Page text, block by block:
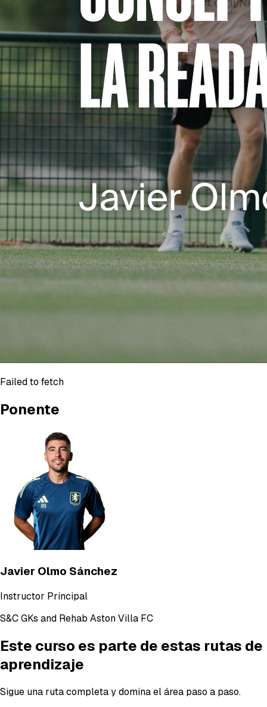
Failed to fetch
Ponente
Javier Olmo Sánchez
Instructor Principal
S&C GKs and Rehab Aston Villa FC
Este curso es parte de estas rutas de
aprendizaje
Sigue una ruta completa y domina el área paso a paso.